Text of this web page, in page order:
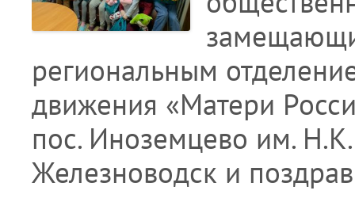
региональным
движения «Матери
пос. Иноземцево им.
Железноводск и